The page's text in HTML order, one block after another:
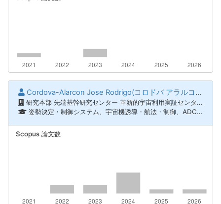
Cordova-Alarcon Jose Rodrigo(コロドバ アラルコン ホセ ロドリゴ)
研究本部 先端基幹研究センター 革新的宇宙利用実証センター
姿勢決定・制御システム、宇宙機誘導・航法・制御、ADCS試験、ハードウェア・イン・ザ・ループ試験、超小型衛星システム工学
Scopus 論文数